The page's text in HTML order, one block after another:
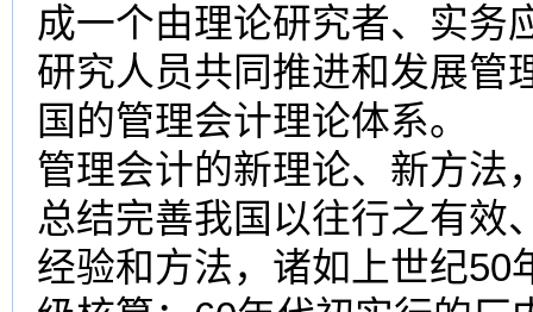
成一个由理论研究者、实务
研究人员共同推进和发展管
国的管理会计理论体系。
管理会计的新理论、新方法
总结完善我国以往行之有效
经验和方法，诸如上世纪50